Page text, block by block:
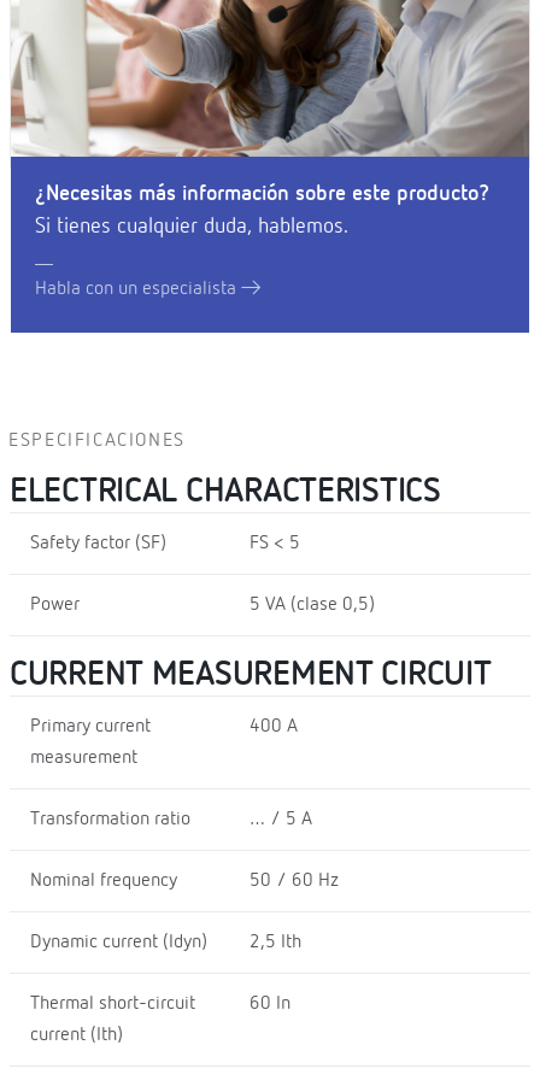
¿Necesitas más información sobre este producto?
Si tienes cualquier duda, hablemos.
Habla con un especialista
ESPECIFICACIONES
ELECTRICAL CHARACTERISTICS
Safety factor (SF) FS < 5
Power 5 VA (clase 0,5)
CURRENT MEASUREMENT CIRCUIT
Primary current
measurement
400 A
Transformation ratio … / 5 A
Nominal frequency 50 / 60 Hz
Dynamic current (Idyn) 2,5 Ith
Thermal short-circuit
current (Ith)
60 In